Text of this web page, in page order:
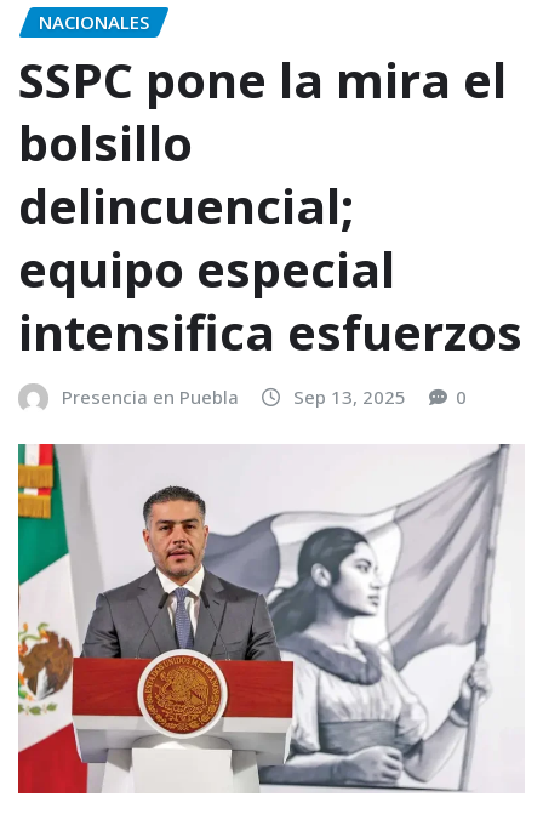
NACIONALES
SSPC pone la mira el
bolsillo
delincuencial;
equipo especial
intensifica esfuerzos
Presencia en Puebla Sep 13, 2025 0